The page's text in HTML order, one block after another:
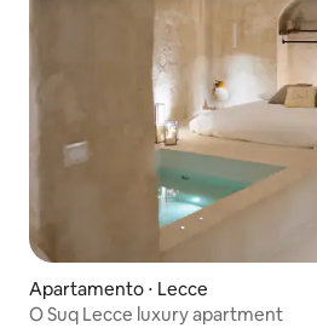
Apartamento ⋅ Lecce
O Suq Lecce luxury apartment